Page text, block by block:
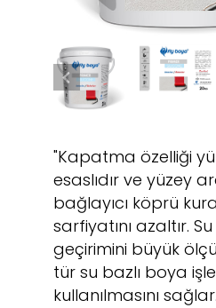
"Kapatma özelliği
esaslıdır ve yüzey
bağlayıcı köprü
sarfiyatını azaltır.
geçirimini büyük
tür su bazlı boya
kullanılmasını